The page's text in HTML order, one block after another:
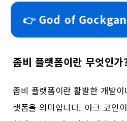
👉 God of
좀비 플랫폼이란 무엇인가
좀비 플랫폼이란 활발한 개발
랫폼을 의미합니다. 아크 코인